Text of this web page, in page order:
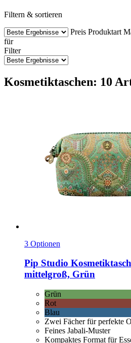
Filtern & sortieren
Preis Produktart
für
Filter
Kosmetiktaschen: 10
3 Optionen
Pip Studio
mittelgroß, Grün
Grün
Rot
Blau
Zwei Fächer für perfekte
Feines Jabali-Muster
Kompaktes Format für